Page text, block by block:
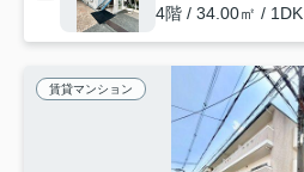
4階 / 34.00㎡ / 1DK
賃貸マンション